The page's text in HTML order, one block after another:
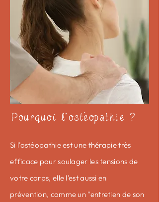
Pourquoi l'ostéopathie ?
Si l'ostéopathie est une thérapie très
efficace pour soulager les tensions de
votre corps, elle l'est aussi en
prévention, comme un "entretien de son